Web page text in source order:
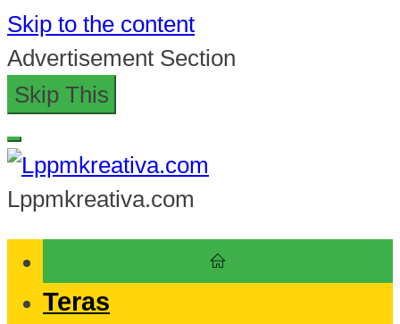
Skip to the content
Advertisement Section
Skip This
Lppmkreativa.com
Teras